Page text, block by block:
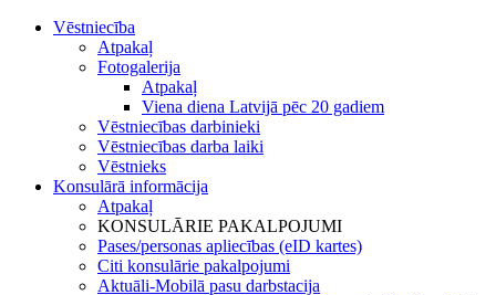
Vēstniecība
Atpakaļ
Fotogalerija
Atpakaļ
Viena diena Latvijā pēc 20 gadiem
Vēstniecības darbinieki
Vēstniecības darba laiki
Vēstnieks
Konsulārā informācija
Atpakaļ
KONSULĀRIE PAKALPOJUMI
Pases/personas apliecības (eID kartes)
Citi konsulārie pakalpojumi
Aktuāli-Mobilā pasu darbstacija